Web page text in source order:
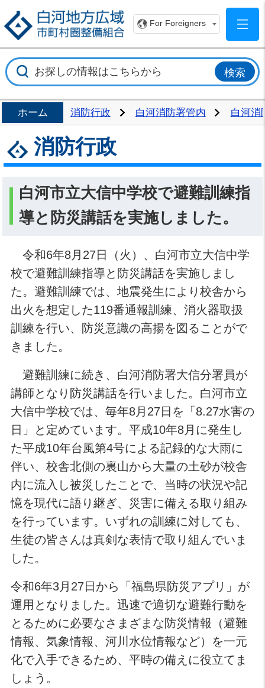
白
For Foreigners
ホーム 消防行政 白河消防署管内 白河消
消防行政
白河市立大信中学校で避難訓練指
導と防災講話を実施しました。
令和6年8月27日（火）、白河市立大信中学
校で避難訓練指導と防災講話を実施しまし
た。避難訓練では、地震発生により校舎から
出火を想定した119番通報訓練、消火器取扱
訓練を行い、防災意識の高揚を図ることがで
きました。
避難訓練に続き、白河消防署大信分署員が
講師となり防災講話を行いました。白河市立
大信中学校では、毎年8月27日を「8.27水害の
日」と定めています。平成10年8月に発生し
た平成10年台風第4号による記録的な大雨に
伴い、校舎北側の裏山から大量の土砂が校舎
内に流入し被災したことで、当時の状況や記
憶を現代に語り継ぎ、災害に備える取り組み
を行っています。いずれの訓練に対しても、
生徒の皆さんは真剣な表情で取り組んでいま
した。
令和6年3月27日から「福島県防災アプリ」が
運用となりました。迅速で適切な避難行動を
とるために必要なさまざまな防災情報（避難
情報、気象情報、河川水位情報など）を一元
化で入手できるため、平時の備えに役立てま
しょう。